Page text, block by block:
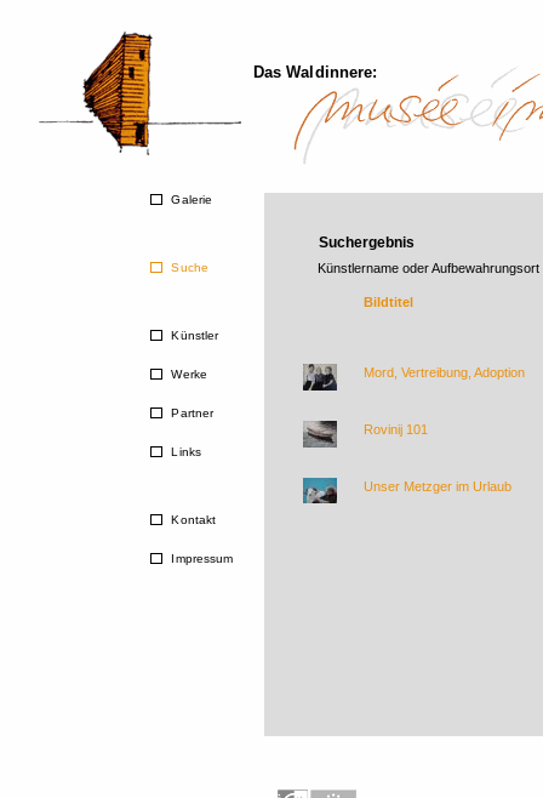
Das Waldinnere:
Galerie
Suche
Künstler
Werke
Partner
Links
Kontakt
Impressum
Suchergebnis
Künstlername oder Aufbewahrungsort
Bildtitel
Mord, Vertreibung, Adoption
Rovinij 101
Unser Metzger im Urlaub